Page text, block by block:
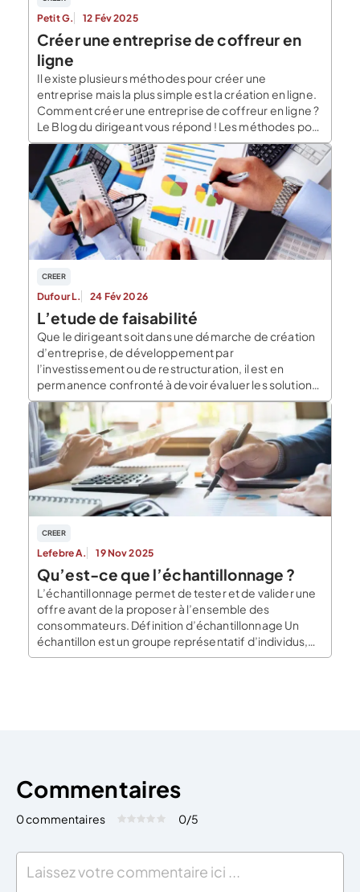
Petit G. 12 Fév 2025
Créer une entreprise de coffreur en
ligne
Il existe plusieurs méthodes pour créer une
entreprise mais la plus simple est la création en ligne.
Comment créer une entreprise de coffreur en ligne ?
Le Blog du dirigeant vous répond ! Les méthodes pour
créer votre entreprise de coffreur Plusieurs
méthodes vous permettent de créer votre entreprise
de coffrage. Vous pouvez effectuer seul […]
CREER
Dufour L. 24 Fév 2026
L’etude de faisabilité
Que le dirigeant soit dans une démarche de création
d’entreprise, de développement par
l’investissement ou de restructuration, il est en
permanence confronté à devoir évaluer les solutions
et les projets qui s’offrent à lui. L’étude de faisabilité
est un outil conçu pour répondre à ce besoin
d’analyse de la viabilité et des implications d’ordre
économique et […]
CREER
Lefebre A. 19 Nov 2025
Qu’est-ce que l’échantillonnage ?
L’échantillonnage permet de tester et de valider une
offre avant de la proposer à l’ensemble des
consommateurs. Définition d’échantillonnage Un
échantillon est un groupe représentatif d’individus,
pour une entreprise ceci se traduit par la création d’un
Commentaires
0 commentaires Évaluez cet article:
0/5